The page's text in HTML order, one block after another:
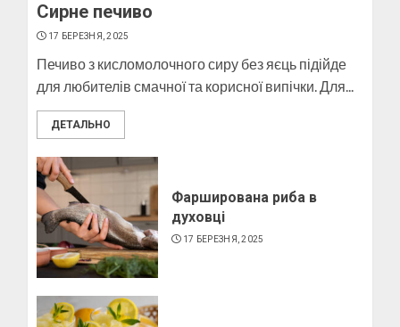
4
Сирне печиво
17 БЕРЕЗНЯ, 2025
Печиво з кисломолочного сиру без яєць підійде
для любителів смачної та корисної випічки. Для...
ДЕТАЛЬНО
Фарширована риба в
духовці
17 БЕРЕЗНЯ, 2025